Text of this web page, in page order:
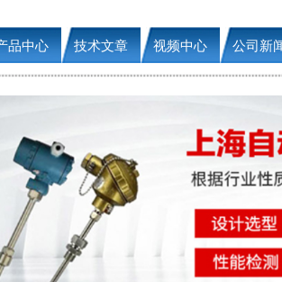
品中心 技术文章 视频中心 公司新